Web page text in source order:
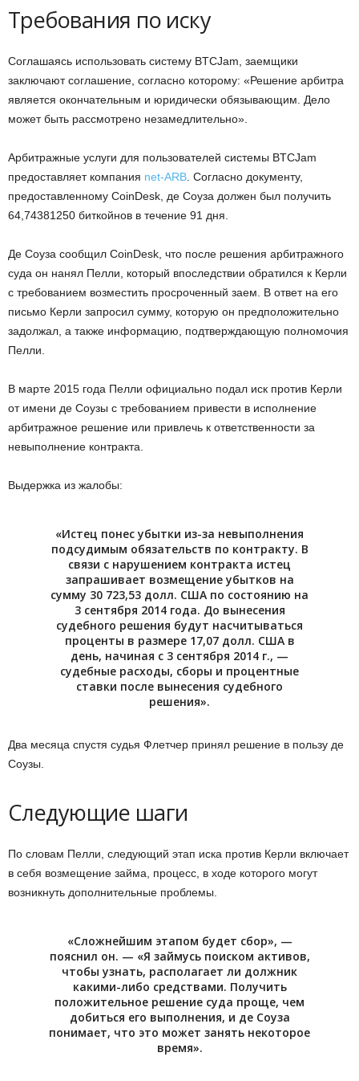
Требования по иску
Соглашаясь использовать систему BTCJam, заемщики
заключают соглашение, согласно которому: «Решение арбитра
является окончательным и юридически обязывающим. Дело
может быть рассмотрено незамедлительно».
Арбитражные услуги для пользователей системы BTCJam
предоставляет компания net-ARB. Согласно документу,
предоставленному CoinDesk, де Соуза должен был получить
64,74381250 биткойнов в течение 91 дня.
Де Соуза сообщил CoinDesk, что после решения арбитражного
суда он нанял Пелли, который впоследствии обратился к Керли
с требованием возместить просроченный заем. В ответ на его
письмо Керли запросил сумму, которую он предположительно
задолжал, а также информацию, подтверждающую полномочия
Пелли.
В марте 2015 года Пелли официально подал иск против Керли
от имени де Соузы с требованием привести в исполнение
арбитражное решение или привлечь к ответственности за
невыполнение контракта.
Выдержка из жалобы:
«Истец понес убытки из-за невыполнения
подсудимым обязательств по контракту. В
связи с нарушением контракта истец
запрашивает возмещение убытков на
сумму 30 723,53 долл. США по состоянию на
3 сентября 2014 года. До вынесения
судебного решения будут насчитываться
проценты в размере 17,07 долл. США в
день, начиная с 3 сентября 2014 г., —
судебные расходы, сборы и процентные
ставки после вынесения судебного
решения».
Два месяца спустя судья Флетчер принял решение в пользу де
Соузы.
Следующие шаги
По словам Пелли, следующий этап иска против Керли включает
в себя возмещение займа, процесс, в ходе которого могут
возникнуть дополнительные проблемы.
«Сложнейшим этапом будет сбор», —
пояснил он. — «Я займусь поиском активов,
чтобы узнать, располагает ли должник
какими-либо средствами. Получить
положительное решение суда проще, чем
добиться его выполнения, и де Соуза
понимает, что это может занять некоторое
время».